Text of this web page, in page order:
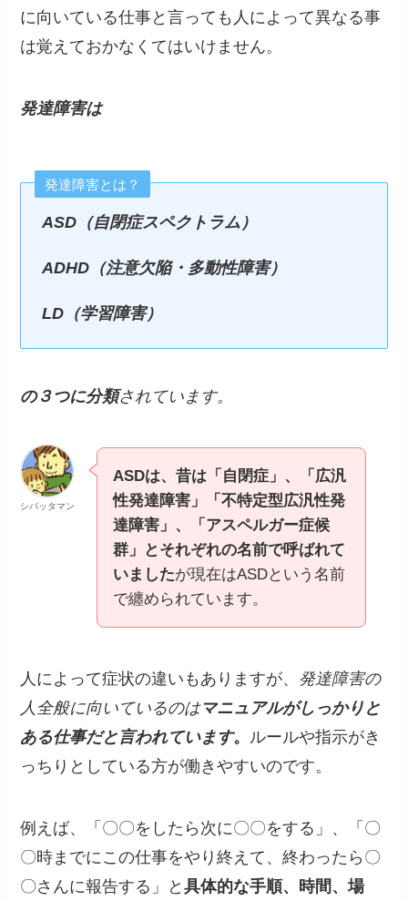
に向いている仕事と言っても人によって異なる事
は覚えておかなくてはいけません。
発達障害は
発達障害とは？
ASD（自閉症スペクトラム）
ADHD（注意欠陥・多動性障害）
LD（学習障害）
の３つに分類されています。
シバッタマン
ASDは、昔は「自閉症」、「広汎
性発達障害」「不特定型広汎性発
達障害」、「アスペルガー症候
群」とそれぞれの名前で呼ばれて
いましたが現在はASDという名前
で纏められています。
人によって症状の違いもありますが、 発達障害の
人全般に向いているのはマニュアルがしっかりと
ある仕事だと言われています。 ルールや指示がき
っちりとしている方が働きやすいのです。
例えば、「〇〇をしたら次に〇〇をする」、「〇
〇時までにこの仕事をやり終えて、終わったら〇
〇さんに報告する」と具体的な手順、時間、場